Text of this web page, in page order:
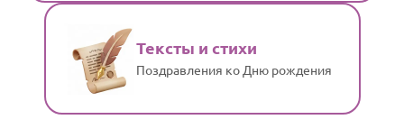
Тексты и стихи
Поздравления ко Дню рождения